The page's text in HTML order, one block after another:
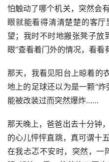
怕触动了哪个机关，突然会
眼就能看得清清楚楚的客
望；我时不时地搬张凳子放
眼”查看着门外的情况，看
那天，我看见阳台上晾着的
地上的足球还以为是一颗“
能被改装过而突然爆炸……
那天晚上，爸爸出去十分钟
的心儿怦怦直跳，真可谓
在我忐忑不安时，突然，一